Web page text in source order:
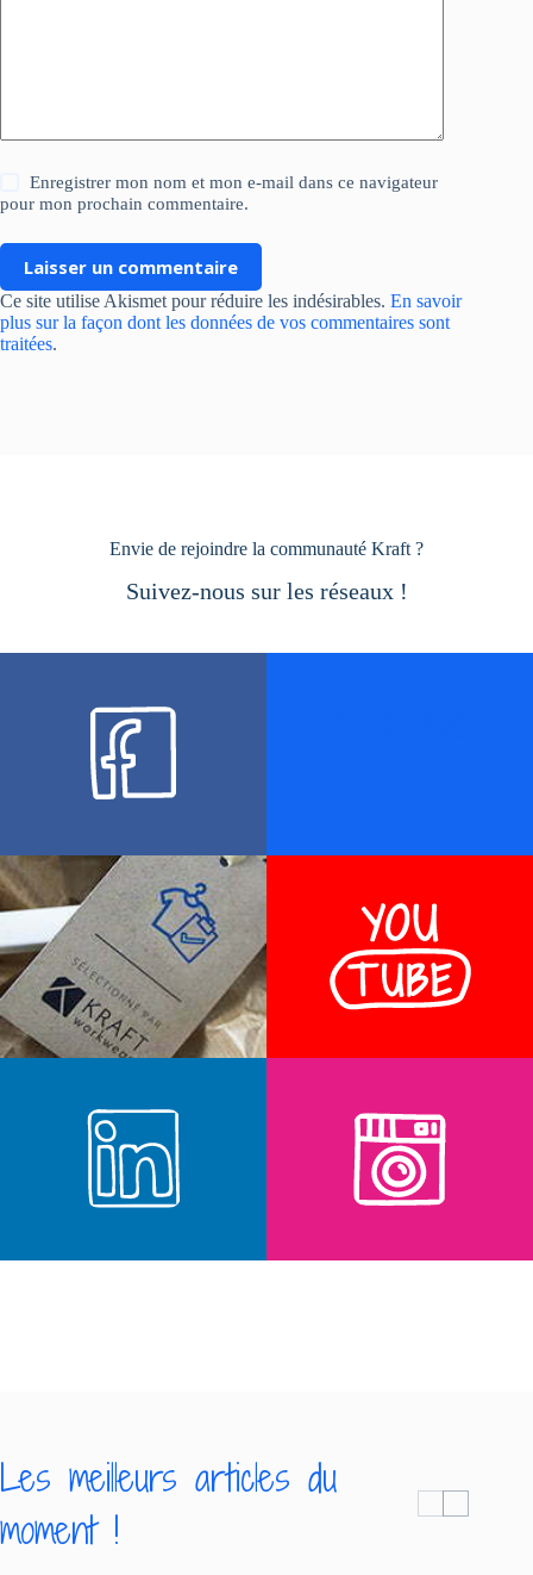
Enregistrer mon nom et mon e-mail dans ce navigateur
pour mon prochain commentaire.
Laisser un commentaire
Ce site utilise Akismet pour réduire les indésirables. En savoir
plus sur la façon dont les données de vos commentaires sont
traitées.
Envie de rejoindre la communauté Kraft ?
Suivez-nous sur les réseaux !
Les meilleurs articles du
moment !